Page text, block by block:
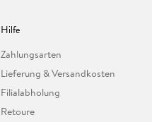
Hilfe
Zahlungsarten
Lieferung & Versandkosten
Filialabholung
Retoure